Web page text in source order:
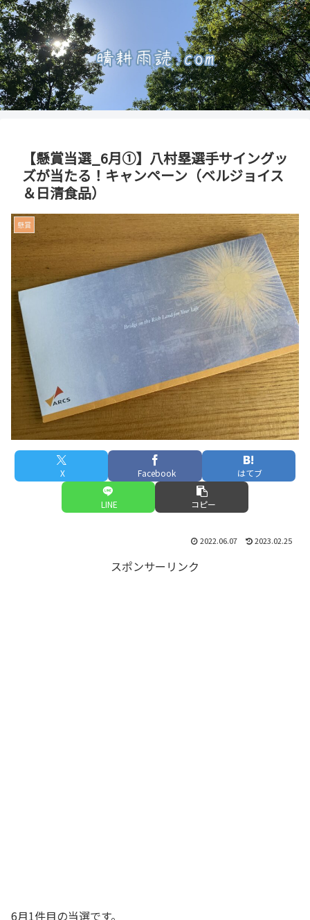
【懸賞当選_6月①】八村塁選手サイングッ
ズが当たる！キャンペーン（ベルジョイス
＆日清食品）
懸賞
X Facebook はてブ
LINE コピー
2022.06.07 2023.02.25
スポンサーリンク
6月1件目の当選です。